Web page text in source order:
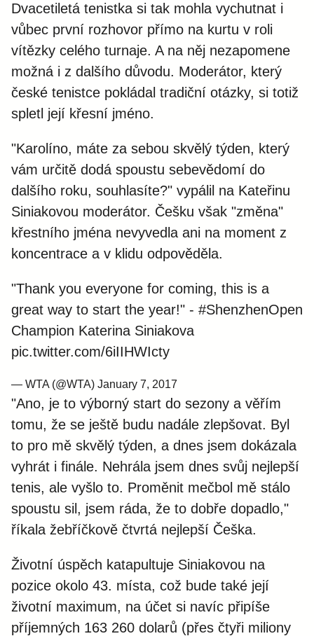
Dvacetiletá tenistka si tak mohla vychutnat i
vůbec první rozhovor přímo na kurtu v roli
vítězky celého turnaje. A na něj nezapomene
možná i z dalšího důvodu. Moderátor, který
české tenistce pokládal tradiční otázky, si totiž
spletl její křesní jméno.
"Karolíno, máte za sebou skvělý týden, který
vám určitě dodá spoustu sebevědomí do
dalšího roku, souhlasíte?" vypálil na Kateřinu
Siniakovou moderátor. Češku však "změna"
křestního jména nevyvedla ani na moment z
koncentrace a v klidu odpověděla.
"Thank you everyone for coming, this is a
great way to start the year!" - #ShenzhenOpen
Champion Katerina Siniakova
pic.twitter.com/6iIIHWIcty
— WTA (@WTA) January 7, 2017
"Ano, je to výborný start do sezony a věřím
tomu, že se ještě budu nadále zlepšovat. Byl
to pro mě skvělý týden, a dnes jsem dokázala
vyhrát i finále. Nehrála jsem dnes svůj nejlepší
tenis, ale vyšlo to. Proměnit mečbol mě stálo
spoustu sil, jsem ráda, že to dobře dopadlo,"
říkala žebříčkově čtvrtá nejlepší Češka.
Životní úspěch katapultuje Siniakovou na
pozice okolo 43. místa, což bude také její
životní maximum, na účet si navíc připíše
příjemných 163 260 dolarů (přes čtyři miliony